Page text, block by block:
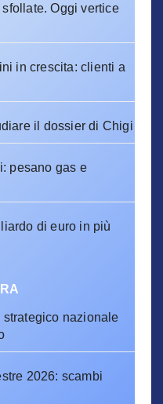
Oggi vertice
in crescita: clienti a
il dossier di Chigi
pesano gas e
di euro in più
nazionale
2026: scambi